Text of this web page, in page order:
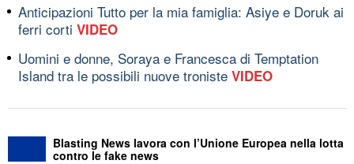
Anticipazioni Tutto per la mia famiglia: Asiye e Doruk ai
ferri corti VIDEO
Uomini e donne, Soraya e Francesca di Temptation
Island tra le possibili nuove troniste VIDEO
Blasting News lavora con l’Unione Europea nella lotta
contro le fake news